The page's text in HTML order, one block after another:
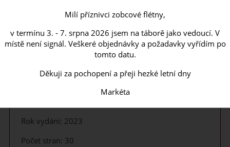
Váš dotaz
Rok vydání: 2023
Počet stran: 30
Milí příznivci zobcové flétny,
v termínu 3. - 7. srpna 2026 jsem na táborě jako vedoucí. V
místě není signál. Veškeré objednávky a požadavky vyřídím po
tomto datu.
Děkuji za pochopení a přeji hezké letní dny
Markéta